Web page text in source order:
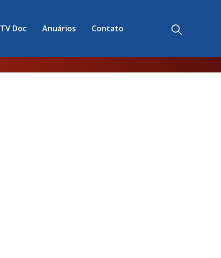
TV Doc Anuários Contato